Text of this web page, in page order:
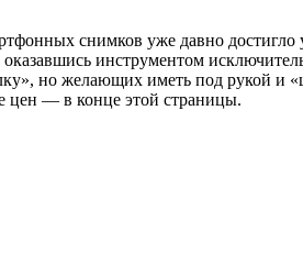
снимков уже давно
инструментом
но желающих иметь под рукой и
цен — в конце этой страницы.